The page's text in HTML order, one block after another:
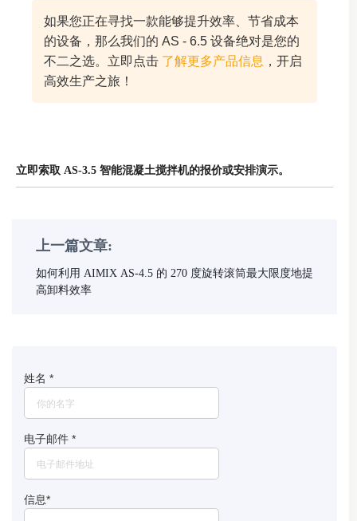
如果您正在寻找一款能够提升效率、节省成本
的设备，那么我们的 AS - 6.5 设备绝对是您的
不二之选。立即点击 了解更多产品信息 ，开启
高效生产之旅！
立即索取 AS-3.5 智能混凝土搅拌机的报价或安排演示。
上一篇文章:
如何利用 AIMIX AS-4.5 的 270 度旋转滚筒最大限度地提
高卸料效率
姓名 *
电子邮件 *
信息*